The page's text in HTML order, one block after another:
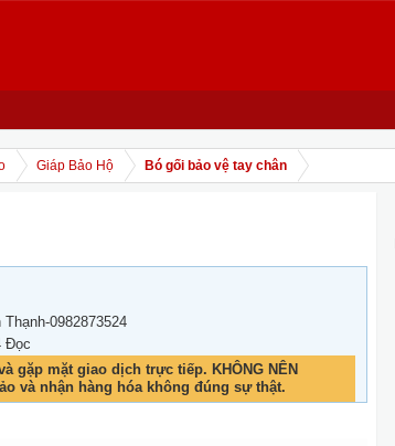
Giáp Bảo Hộ Bó gối bảo vệ tay chân
0982873524
Đọc
gặp mặt giao dịch trực tiếp. KHÔNG NÊN
và nhận hàng hóa không đúng sự thật.